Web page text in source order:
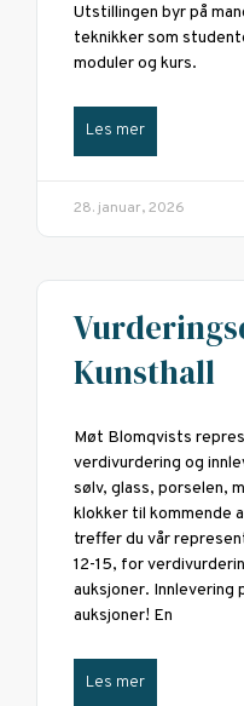
Utstillingen byr på
teknikker som
moduler og kurs.
Les mer
28. januar, 2026
Kunsthall
Møt Blomqvists
verdivurdering og
sølv, glass, porselen,
klokker til kommende
treffer du vår
12-15, for
auksjoner. Innlevering
auksjoner! En
Les mer